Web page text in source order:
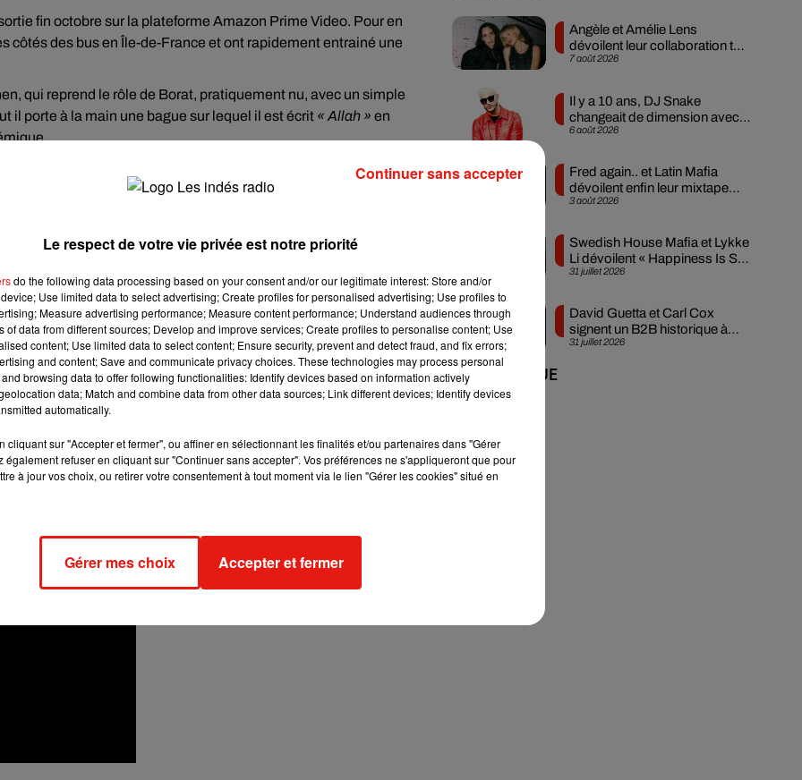
fin octobre sur la plateforme Amazon Prime Video. Pour en
côtés des bus en Île-de-France et ont rapidement entrainé une
qui reprend le rôle de Borat, pratiquement nu, avec un simple
il porte à la main une bague sur lequel il est écrit « Allah » en
musulmane y ont vu un manque de respect.
RATP de retirer les affiches de Borat des Bus RATP à cause
de retirer l’affiche de ces bus ; en revanche, en Essonne, la
technique. Cette affiche n'aurait jamais dû figurer sur nos
à notre réseau qui dessert notamment plusieurs quartiers
film est sorti en 2006. Il s’agit d’un film parodique et totalement
rôle de Borat Sagdiyev, reporter au kazakhstan et qui débarque
avait été considéré comme homophobe, sexiste et
du monde arabe ; à l’exception du Liban ; et il avait même
de l’image renvoyé du pays.
7 août 2026
Angèle et Amélie Lens
dévoilent leur collaboration tant
attendue
6 août 2026
Il y a 10 ans, DJ Snake
changeait de dimension avec
son premier...
3 août 2026
Fred again.. et Latin Mafia
dévoilent enfin leur mixtape
créée en...
31 juillet 2026
Swedish House Mafia et Lykke
Li dévoilent « Happiness Is So
Sad »
31 juillet 2026
David Guetta et Carl Cox
signent un B2B historique à
Ibiza
+ DE MUSIQUE
Le respect de votre vie privée est notre priorité
do the following data processing based on your consent and/or our legitimate interest: Store and/or
Use limited data to select advertising; Create profiles for personalised advertising; Use profiles to
Measure advertising performance; Measure content performance; Understand audiences through
of data from different sources; Develop and improve services; Create profiles to personalise content; Use
content; Use limited data to select content; Ensure security, prevent and detect fraud, and fix errors;
and content; Save and communicate privacy choices. These technologies may process personal
browsing data to offer following functionalities: Identify devices based on information actively
data; Match and combine data from other data sources; Link different devices; Identify devices
automatically.
cliquant sur "Accepter et fermer", ou affiner en sélectionnant les finalités et/ou partenaires dans "Gérer
également refuser en cliquant sur "Continuer sans accepter". Vos préférences ne s'appliqueront que pour
à jour vos choix, ou retirer votre consentement à tout moment via le lien "Gérer les cookies" situé en
Gérer mes choix Accepter et fermer
Continuer sans accepter